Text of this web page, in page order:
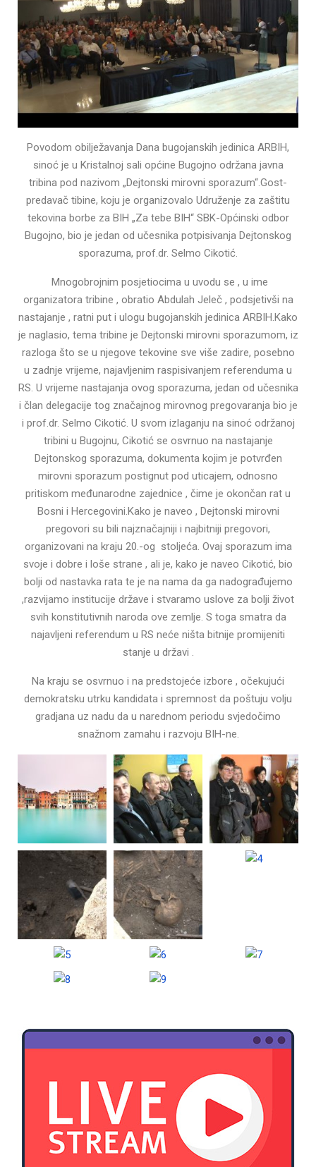
Povodom obilježavanja Dana bugojanskih jedinica ARBIH,
sinoć je u Kristalnoj sali općine Bugojno održana javna
tribina pod nazivom „Dejtonski mirovni sporazum“.Gost-
predavač tibine, koju je organizovalo Udruženje za zaštitu
tekovina borbe za BIH „Za tebe BIH“ SBK-Općinski odbor
Bugojno, bio je jedan od učesnika potpisivanja Dejtonskog
sporazuma, prof.dr. Selmo Cikotić.
Mnogobrojnim posjetiocima u uvodu se , u ime
organizatora tribine , obratio Abdulah Jeleč , podsjetivši na
nastajanje , ratni put i ulogu bugojanskih jedinica ARBIH.Kako
je naglasio, tema tribine je Dejtonski mirovni sporazumom, iz
razloga što se u njegove tekovine sve više zadire, posebno
u zadnje vrijeme, najavljenim raspisivanjem referenduma u
RS. U vrijeme nastajanja ovog sporazuma, jedan od učesnika
i član delegacije tog značajnog mirovnog pregovaranja bio je
i prof.dr. Selmo Cikotić. U svom izlaganju na sinoć održanoj
tribini u Bugojnu, Cikotić se osvrnuo na nastajanje
Dejtonskog sporazuma, dokumenta kojim je potvrđen
mirovni sporazum postignut pod uticajem, odnosno
pritiskom međunarodne zajednice , čime je okončan rat u
Bosni i Hercegovini.Kako je naveo , Dejtonski mirovni
pregovori su bili najznačajniji i najbitniji pregovori,
organizovani na kraju 20.-og stoljeća. Ovaj sporazum ima
svoje i dobre i loše strane , ali je, kako je naveo Cikotić, bio
bolji od nastavka rata te je na nama da ga nadograđujemo
,razvijamo institucije države i stvaramo uslove za bolji život
svih konstitutivnih naroda ove zemlje. S toga smatra da
najavljeni referendum u RS neće ništa bitnije promijeniti
stanje u državi .
Na kraju se osvrnuo i na predstojeće izbore , očekujući
demokratsku utrku kandidata i spremnost da poštuju volju
gradjana uz nadu da u narednom periodu svjedočimo
snažnom zamahu i razvoju BIH-ne.